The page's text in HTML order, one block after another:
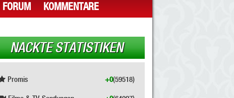
FORUM KOMMENTARE
NACKTE STATISTIKEN
Promis (59518)
+0